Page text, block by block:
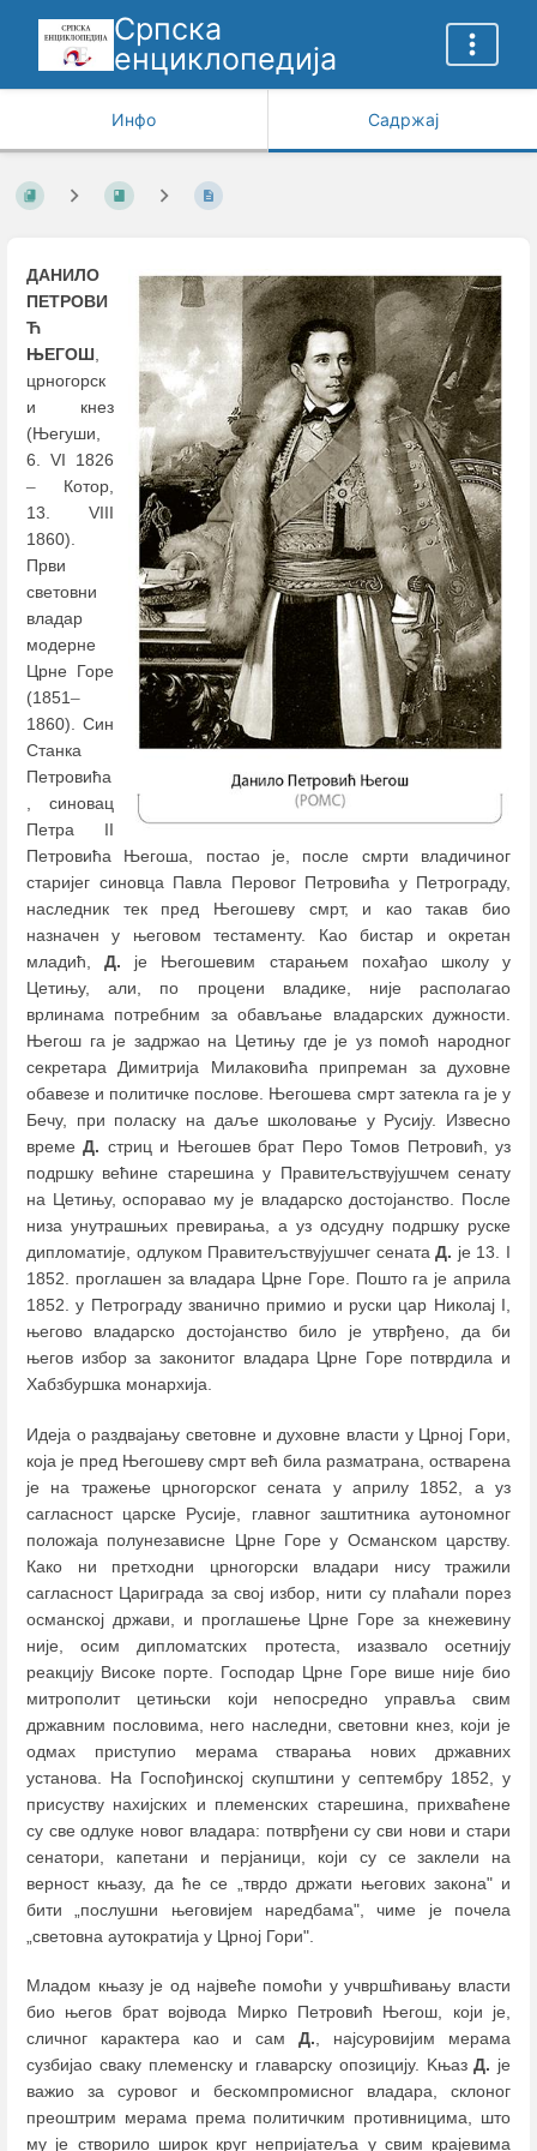
Српска
енциклопедија
Инфо Садржај
ДАНИЛО
ПЕТРОВИ
Ћ
ЊЕГОШ,
црногорск
и кнез
(Његуши,
6. VI 1826
– Котор,
13. VIII
1860).
Први
световни
владар
модерне
Црне Горе
(1851–
1860). Син
Станка
Петровића
, синовац
Петра II
Петровића Његоша, постао је, после смрти владичиног
старијег синовца Павла Перовог Петровића у Петрограду,
наследник тек пред Његошеву смрт, и као такав био
назначен у његовом тестаменту. Као бистар и окретан
младић,Д. је Његошевим старањем похађао школу у
Цетињу, али, по процени владике, није располагао
врлинама потребним за обављање владарских дужности.
Његош га је задржао на Цетињу где је уз помоћ народног
секретара Димитрија Милаковића припреман за духовне
обавезе и политичке послове. Његошева смрт затекла га је у
Бечу, при поласку на даље школовање у Русију. Извесно
времеД. стриц и Његошев брат Перо Томов Петровић, уз
подршку већине старешина у Правитељствујушчем сенату
на Цетињу, оспоравао му је владарско достојанство. После
низа унутрашњих превирања, а уз одсудну подршку руске
дипломатије, одлуком Правитељствујушчег сенатаД. је 13. I
1852. проглашен за владара Црне Горе. Пошто га је априла
1852. у Петрограду званично примио и руски цар Николај I,
његово владарско достојанство било је утврђено, да би
његов избор за законитог владара Црне Горе потврдила и
Хабзбуршка монархија.
Идеја о раздвајању световне и духовне власти у Црној Гори,
која је пред Његошеву смрт већ била разматрана, остварена
је на тражење црногорског сената у априлу 1852, а уз
сагласност царске Русије, главног заштитника аутономног
положаја полунезависне Црне Горе у Османском царству.
Како ни претходни црногорски владари нису тражили
сагласност Цариграда за свој избор, нити су плаћали порез
османској држави, и проглашење Црне Горе за кнежевину
није, осим дипломатских протеста, изазвало осетнију
реакцију Високе порте. Господар Црне Горе више није био
митрополит цетињски који непосредно управља свим
државним пословима, него наследни, световни кнез, који је
одмах приступио мерама стварања нових државних
установа. На Госпођинској скупштини у септембру 1852, у
присуству нахијских и племенских старешина, прихваћене
су све одлуке новог владара: потврђени су сви нови и стари
сенатори, капетани и перјаници, који су се заклели на
верност књазу, да ће се „тврдо држати његових закона" и
бити „послушни његовијем наредбама", чиме је почела
„световна аутократија у Црној Гори".
Младом књазу је од највеће помоћи у учвршћивању власти
био његов брат војвода Мирко Петровић Његош, који је,
сличног карактера као и сам Д. , најсуровијим мерама
сузбијао сваку племенску и главарску опозицију. KњазД. је
важио за суровог и бескомпромисног владара, склоног
преоштрим мерама према политичким противницима, што
му је створило широк круг непријатеља у свим крајевима